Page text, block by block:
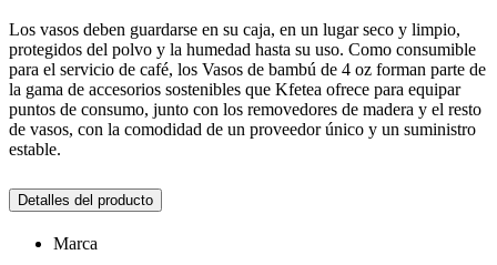
Los vasos deben guardarse en su caja, en un lugar seco y limpio,
protegidos del polvo y la humedad hasta su uso. Como consumible
para el servicio de café, los Vasos de bambú de 4 oz forman parte de
la gama de accesorios sostenibles que Kfetea ofrece para equipar
puntos de consumo, junto con los removedores de madera y el resto
de vasos, con la comodidad de un proveedor único y un suministro
estable.
Detalles del producto
Marca